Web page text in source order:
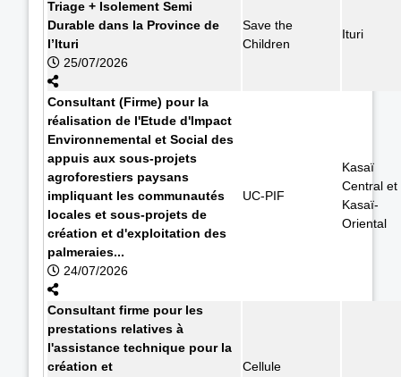
Triage + Isolement Semi
Durable dans la Province de
l’Ituri
25/07/2026
Save the
Children
Ituri
Consultant (Firme) pour la
réalisation de l'Etude d'Impact
Environnemental et Social des
appuis aux sous-projets
agroforestiers paysans
impliquant les communautés
locales et sous-projets de
création et d'exploitation des
palmeraies...
24/07/2026
UC-PIF
Kasaï
Central et
Kasaï-
Oriental
Consultant firme pour les
prestations relatives à
l'assistance technique pour la
création et
Cellule